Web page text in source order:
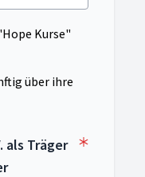
Kurse"
über ihre
als Träger